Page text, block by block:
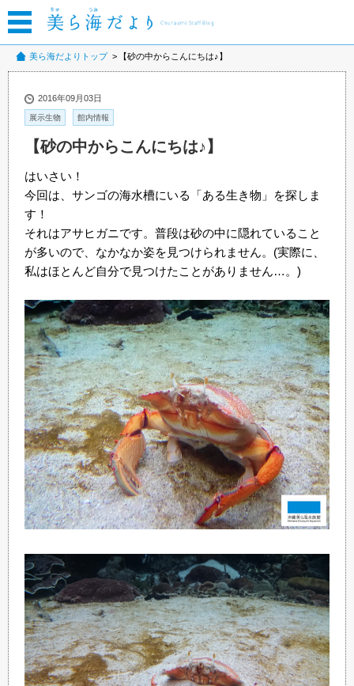
美ら海だよりトップ 【砂の中からこんにちは♪】
2016年09月03日
展示生物 館内情報
【砂の中からこんにちは♪】
はいさい！
今回は、サンゴの海水槽にいる「ある生き物」を探しま
す！
それはアサヒガニです。普段は砂の中に隠れていること
が多いので、なかなか姿を見つけられません。(実際に、
私はほとんど自分で見つけたことがありません…。)